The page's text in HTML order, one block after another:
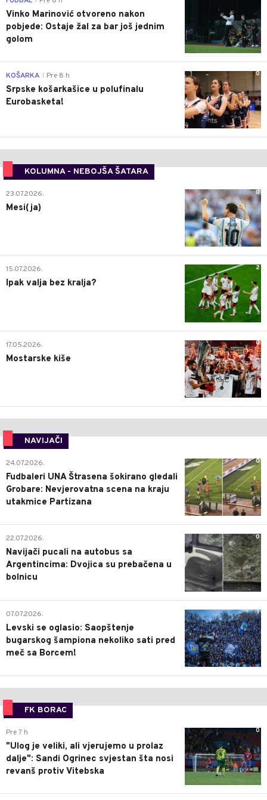
Vinko Marinović otvoreno nakon
pobjede: Ostaje žal za bar još jednim
golom
0
KOŠARKA Pre 8 h
Srpske košarkašice u polufinalu
Eurobasketa!
KOLUMNA - NEBOJŠA ŠATARA
0
23.07.2026.
Mesi(ja)
2
15.07.2026.
Ipak valja bez kralja?
0
17.05.2026.
Mostarske kiše
NAVIJAČI
0
24.07.2026.
Fudbaleri UNA Štrasena šokirano gledali
Grobare: Nevjerovatna scena na kraju
utakmice Partizana
0
22.07.2026.
Navijači pucali na autobus sa
Argentincima: Dvojica su prebačena u
bolnicu
1
07.07.2026.
Levski se oglasio: Saopštenje
bugarskog šampiona nekoliko sati pred
meč sa Borcem!
FK BORAC
0
Pre 7 h
"Ulog je veliki, ali vjerujemo u prolaz
dalje": Sandi Ogrinec svjestan šta nosi
revanš protiv Vitebska